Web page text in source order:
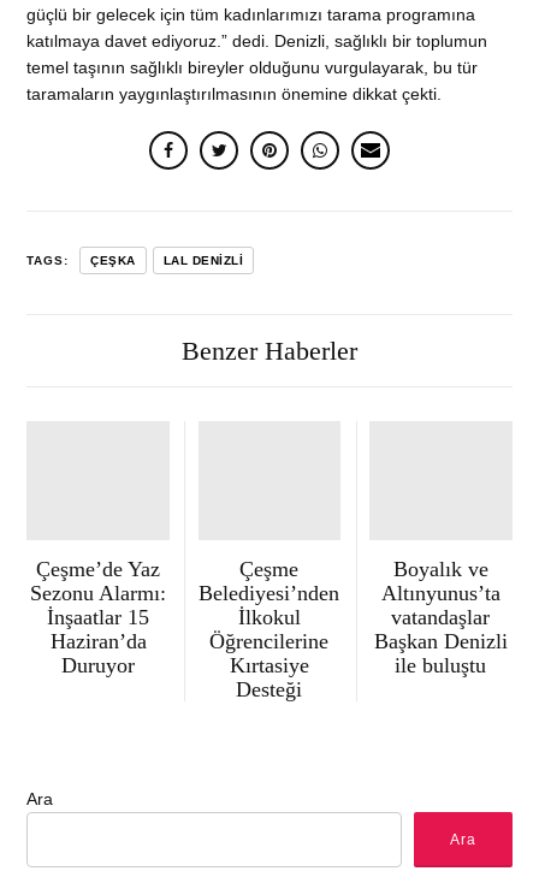
güçlü bir gelecek için tüm kadınlarımızı tarama programına
katılmaya davet ediyoruz.” dedi. Denizli, sağlıklı bir toplumun
temel taşının sağlıklı bireyler olduğunu vurgulayarak, bu tür
taramaların yaygınlaştırılmasının önemine dikkat çekti.
TAGS: ÇEŞKA LAL DENIZLI
Benzer Haberler
Çeşme’de Yaz
Sezonu Alarmı:
İnşaatlar 15
Haziran’da
Duruyor
Çeşme
Belediyesi’nden
İlkokul
Öğrencilerine
Kırtasiye
Desteği
Boyalık ve
Altınyunus’ta
vatandaşlar
Başkan Denizli
ile buluştu
Ara
Ara